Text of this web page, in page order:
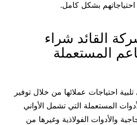
بشكل كامل.
القائد شراء
المستعملة
احتياجات عملائها من خلال توفير
المستعملة التي تشمل الأواني
والأدوات الفولاذية وغيرها من